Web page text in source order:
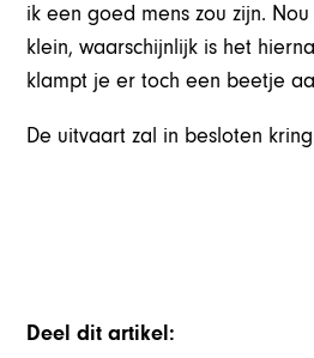
ik een goed mens zou zijn.
klein, waarschijnlijk is het
klampt je er toch een beetje
De uitvaart zal in besloten
Deel dit artikel: